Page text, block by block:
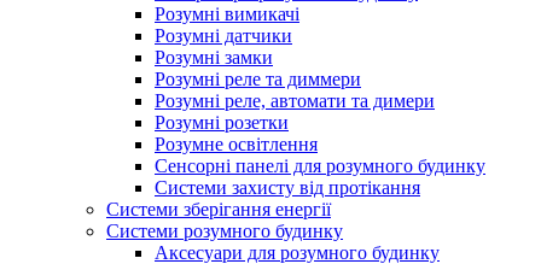
Розумні вимикачі
Розумні датчики
Розумні замки
Розумні реле та диммери
Розумні реле, автомати та димери
Розумні розетки
Розумне освітлення
Сенсорні панелі для розумного будинку
Системи захисту від протікання
Системи зберігання енергії
Системи розумного будинку
Аксесуари для розумного будинку